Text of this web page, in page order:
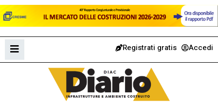
Registrati gratis Accedi